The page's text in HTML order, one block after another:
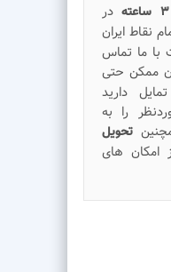
3 ساعته
در
نقاط ایران
با ما تماس
ممکن حتی
دارید
را به
تحویل
امکان های